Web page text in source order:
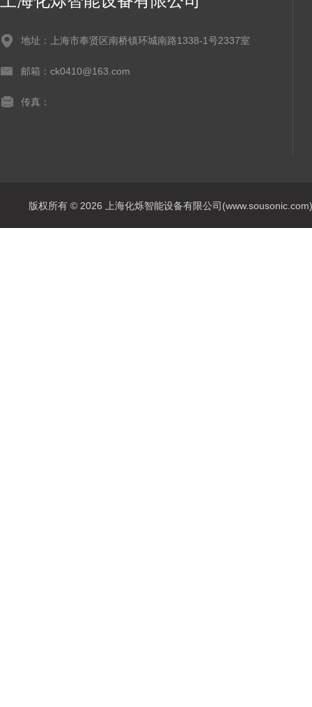
地址：上海市奉贤区南桥镇环城南路1338-1号2337室
邮箱：ck0410@163.com
传真：
版权所有 © 2026 上海化烁智能设备有限公司